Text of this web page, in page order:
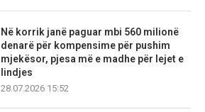
Në korrik janë paguar mbi 560 milionë
denarë për kompensime për pushim
mjekësor, pjesa më e madhe për lejet e
lindjes
28.07.2026 15:52